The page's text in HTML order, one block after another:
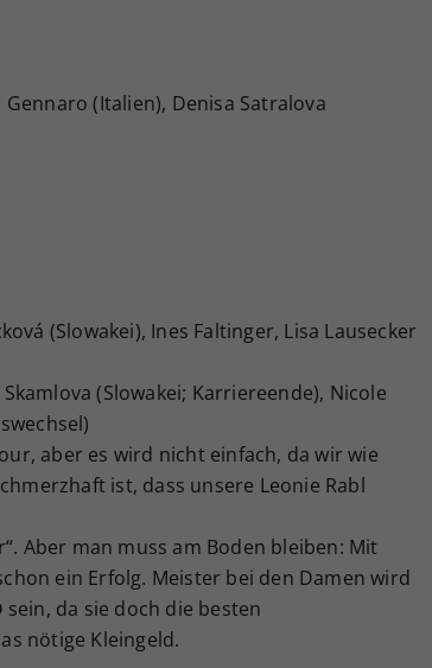
(Italien), Denisa Satralova
(Slowakei), Ines Faltinger, Lisa Lausecker
(Slowakei; Karriereende), Nicole
aber es wird nicht einfach, da wir wie
ist, dass unsere Leonie Rabl
Aber man muss am Boden bleiben: Mit
ein Erfolg. Meister bei den Damen wird
sein, da sie doch die besten
nötige Kleingeld.